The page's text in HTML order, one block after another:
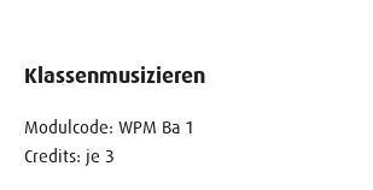
Klassenmusizieren
Modulcode: WPM Ba 1
Credits: je 3